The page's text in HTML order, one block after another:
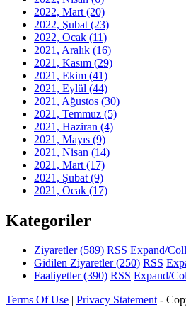
2022, Mart (20)
2022, Şubat (23)
2022, Ocak (11)
2021, Aralık (16)
2021, Kasım (29)
2021, Ekim (41)
2021, Eylül (44)
2021, Ağustos (30)
2021, Temmuz (5)
2021, Haziran (4)
2021, Mayıs (9)
2021, Nisan (14)
2021, Mart (17)
2021, Şubat (9)
2021, Ocak (17)
Kategoriler
Ziyaretler(589) RSS Expand/
Gidilen Ziyaretler(250) RSS
Faaliyetler(390) RSS Expand/
Terms Of Use | Privacy Statement-